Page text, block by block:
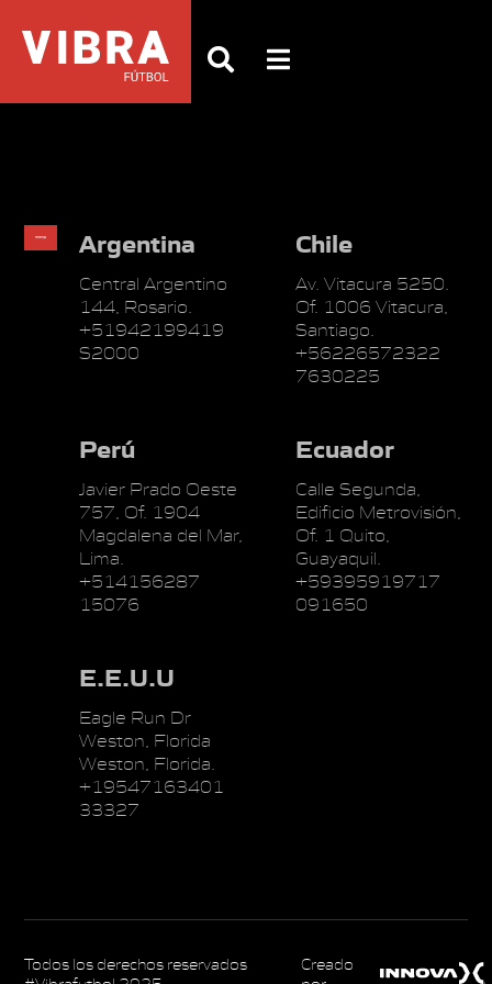
Argentina
Central Argentino
144, Rosario.
+51942199419
S2000
Chile
Av. Vitacura 5250.
Of. 1006 Vitacura,
Santiago.
+56226572322
7630225
Perú
Javier Prado Oeste
757, Of. 1904
Magdalena del Mar,
Lima.
+514156287
15076
Ecuador
Calle Segunda,
Edificio Metrovisión,
Of. 1 Quito,
Guayaquil.
+59395919717
091650
E.E.U.U
Eagle Run Dr
Weston, Florida
Weston, Florida.
+19547163401
33327
Todos los derechos reservados
Creado